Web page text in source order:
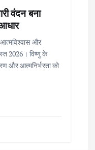
वंदन बना
और
2026। विष्णु के
और आत्मनिर्भरता को